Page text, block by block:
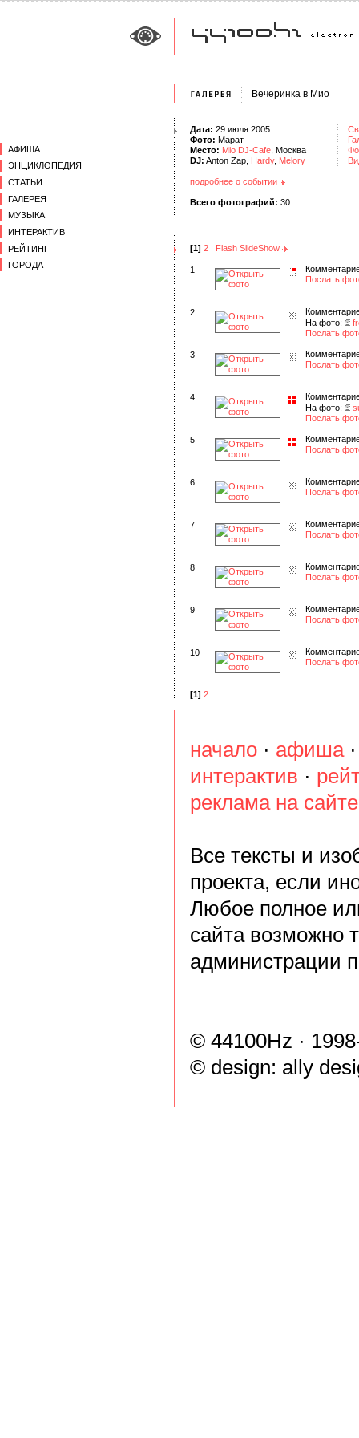
АФИША
ЭНЦИКЛОПЕДИЯ
СТАТЬИ
ГАЛЕРЕЯ
МУЗЫКА
ИНТЕРАКТИВ
РЕЙТИНГ
ГОРОДА
Вечеринка в Мио
Дата: 29 июля 2005
Фото: Марат
Место: Mio DJ-Cafe , Москва
DJ: Anton Zap, Hardy, Melory
подробнее о событии
Всего фотографий: 30
[1] 2 Flash SlideShow
1
Послать
2
На фото:
Послать
3
Послать
4
На фото:
Послать
5
Послать
6
Послать
7
Послать
8
Послать
9
Послать
10
Послать
[1] 2
начало · афиша
интерактив ·
реклама на сайте
Все тексты и
проекта, если
Любое полное
сайта возможно
администрации
© 44100Hz ·
© design: ally